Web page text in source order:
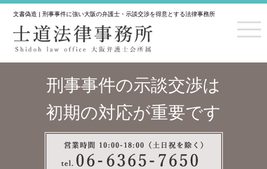
文書偽造 | 刑事事件に強い大阪の弁護士・示談交渉を得意とする法律事務所
刑事事件の示談交渉は
初期の対応が重要です